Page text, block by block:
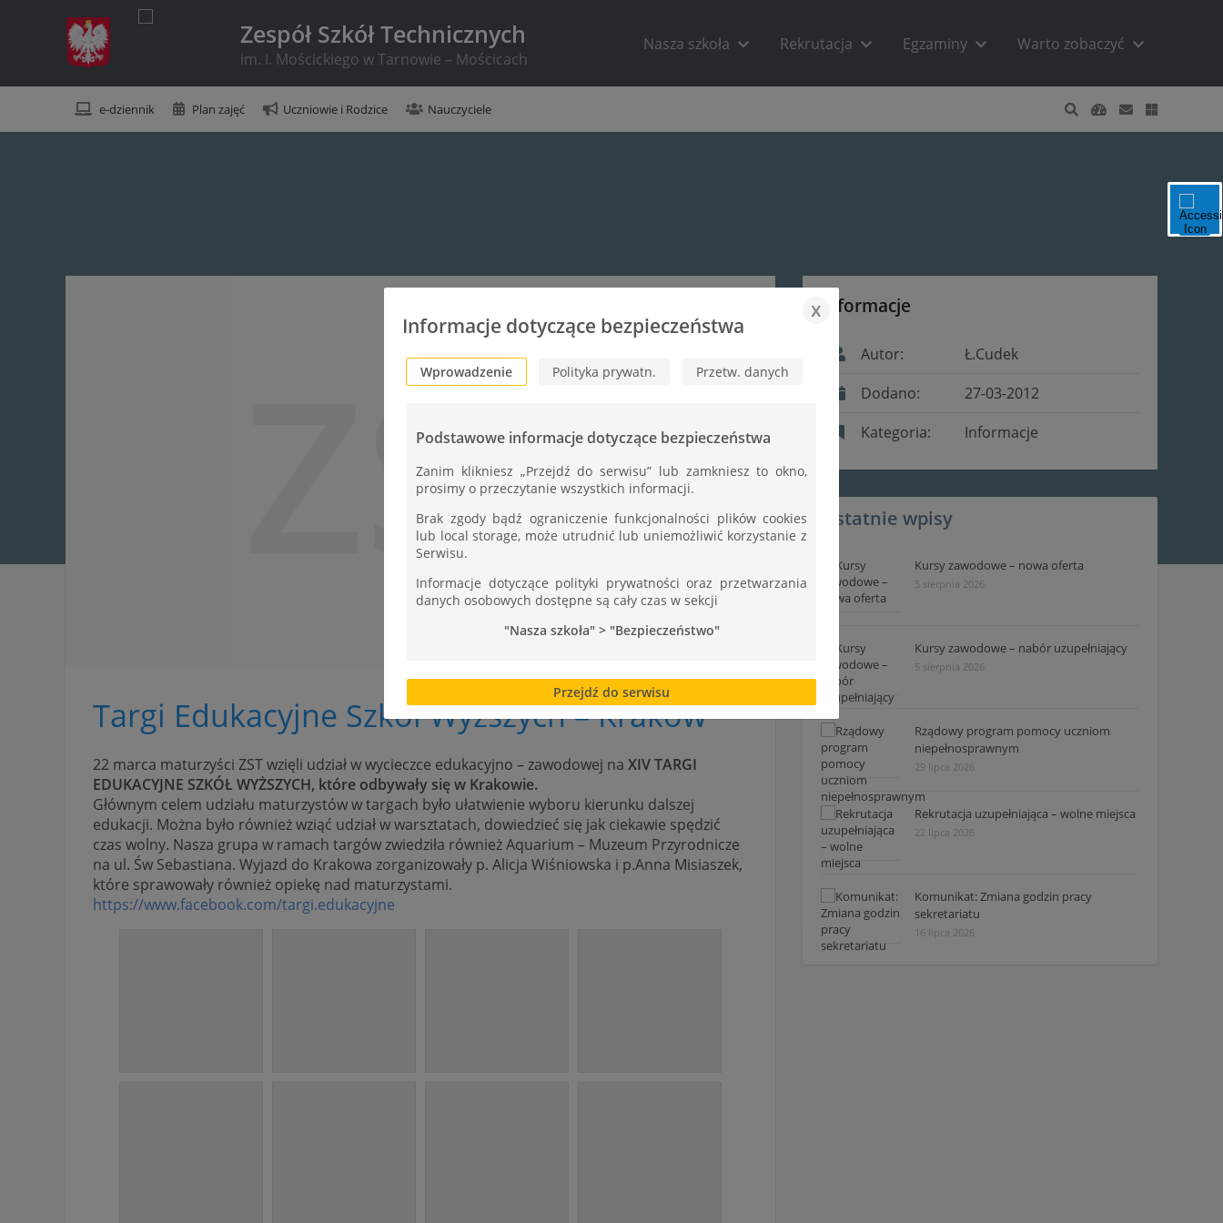
Zespół Szkół Technicznych
im. I. Mościckiego w Tarnowie – Mościcach
Nasza szkoła Rekrutacja Egzaminy Warto zobaczyć
e-dziennik Plan zajęć Uczniowie i Rodzice Nauczyciele
ZST
Targi Edukacyjne Szkół Wyższych – Kraków
22 marca maturzyści ZST wzięli udział w wycieczce edukacyjno – zawodowej na XIV TARGI
EDUKACYJNE SZKÓŁ WYŻSZYCH, które odbywały się w Krakowie.
Głównym celem udziału maturzystów w targach było ułatwienie wyboru kierunku dalszej
edukacji. Można było również wziąć udział w warsztatach, dowiedzieć się jak ciekawie spędzić
czas wolny. Nasza grupa w ramach targów zwiedziła również Aquarium – Muzeum Przyrodnicze
na ul. Św Sebastiana. Wyjazd do Krakowa zorganizowały p. Alicja Wiśniowska i p.Anna Misiaszek,
które sprawowały również opiekę nad maturzystami.
https://www.facebook.com/targi.edukacyjne
Informacje
Autor:
Ł.Cudek
Dodano:
27-03-2012
Kategoria:
Informacje
Ostatnie wpisy
Kursy zawodowe – nowa oferta
5 sierpnia 2026
Kursy zawodowe – nabór uzupełniający
5 sierpnia 2026
Rządowy program pomocy uczniom
niepełnosprawnym
29 lipca 2026
Rekrutacja uzupełniająca – wolne miejsca
22 lipca 2026
Komunikat: Zmiana godzin pracy
sekretariatu
16 lipca 2026
Informacje dotyczące bezpieczeństwa
x
Wprowadzenie Polityka prywatn. Przetw. danych
Podstawowe informacje dotyczące bezpieczeństwa
Zanim klikniesz „Przejdź do serwisu” lub zamkniesz to okno,
prosimy o przeczytanie wszystkich informacji.
Brak zgody bądź ograniczenie funkcjonalności plików cookies
lub local storage, może utrudnić lub uniemożliwić korzystanie z
Serwisu.
Informacje dotyczące polityki prywatności oraz przetwarzania
danych osobowych dostępne są cały czas w sekcji
"Nasza szkoła" > "Bezpieczeństwo"
Przejdź do serwisu